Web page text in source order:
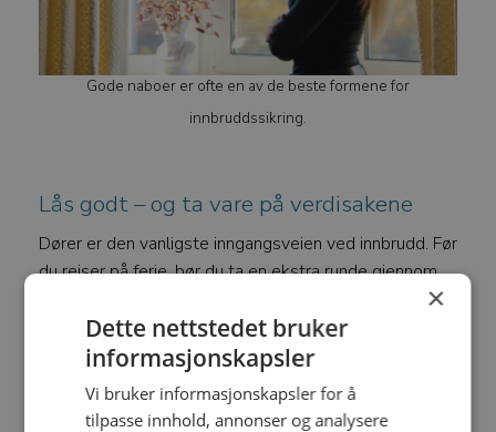
Gode naboer er ofte en av de beste formene for
innbruddssikring.
Lås godt – og ta vare på verdisakene
Dører er den vanligste inngangsveien ved innbrudd. Før
du reiser på ferie, bør du ta en ekstra runde gjennom
lukket og forsvarlig låst.
Husk også kjellerdører, terrassedører, garasje og
andre inngangspunkter som lett kan bli glemt.
×
Dette nettstedet bruker
informasjonskapsler
Vi bruker informasjonskapsler for å
tilpasse innhold, annonser og analysere